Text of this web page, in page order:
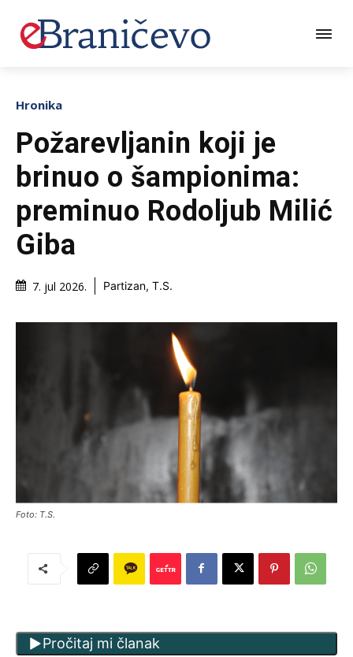
Hronika
Požarevljanin koji je
brinuo o šampionima:
preminuo Rodoljub Milić
Giba
7. jul 2026. Partizan, T.S.
Foto: T.S.
Pročitaj mi članak